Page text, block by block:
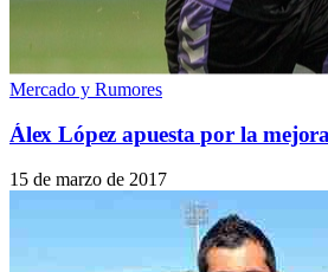
Mercado y Rumores
Álex López apuesta por la
15 de marzo de 2017